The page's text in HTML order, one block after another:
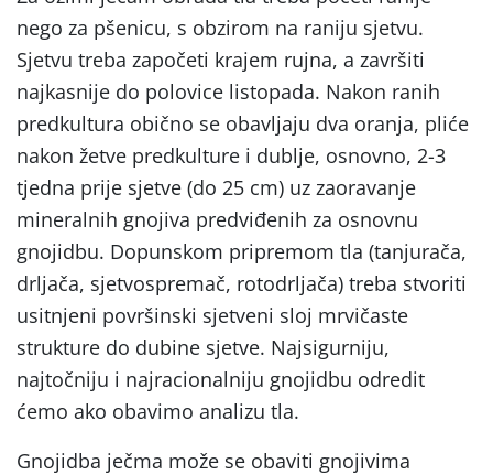
nego za pšenicu, s obzirom na raniju sjetvu.
Sjetvu treba započeti krajem rujna, a završiti
najkasnije do polovice listopada. Nakon ranih
predkultura obično se obavljaju dva oranja, pliće
nakon žetve predkulture i dublje, osnovno, 2-3
tjedna prije sjetve (do 25 cm) uz zaoravanje
mineralnih gnojiva predviđenih za osnovnu
gnojidbu. Dopunskom pripremom tla (tanjurača,
drljača, sjetvospremač, rotodrljača) treba stvoriti
usitnjeni površinski sjetveni sloj mrvičaste
strukture do dubine sjetve. Najsigurniju,
najtočniju i najracionalniju gnojidbu odredit
ćemo ako obavimo analizu tla.
Gnojidba ječma može se obaviti gnojivima